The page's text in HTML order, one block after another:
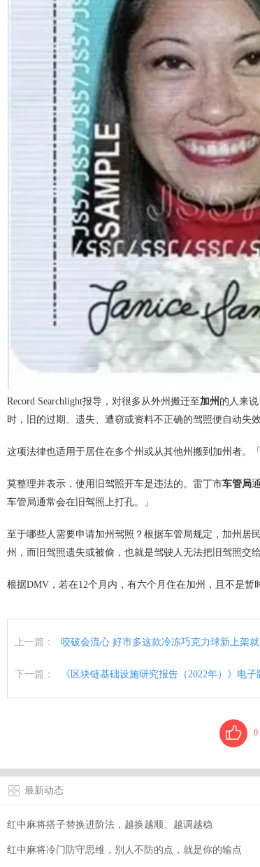
Record Searchlight报导，对很多从外州搬迁至加州 的人来
时，旧的过期、遗失、遭窃或资料不正确的驾照便自动失效
这项法律也适用于居住在多个州或从其他州搬到加州者。
莫整理并表示，使用旧驾照开车是违法的。雷丁市车管局
车管局通常会在旧驾照上打孔。」
至于哪些人需要申请加州驾照？根据车管局规定，加州居
州，而旧驾照遗失或被偷，也就是驾驶人无法把旧驾照交
根据DMV，若在12个月内，有六个月住在加州，且不是
上一篇： 咬破会流心 好市多这款冷冻巧克力球新上架
下一篇： 《区块链基础设施研究报告（2022年）》电子
0
最新动态
红中麻将搭子替换进阶法，越换越顺、越调越稳
红中麻将冷门防守思维，别人不防的点，就是你的输点